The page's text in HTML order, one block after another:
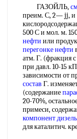
ГАЗОЙЛЬ,
преим. С, 2— jj, и
500 С и мол. м.
нефти или
перегонке нефти
атм. Г. (фракция с
при давл. 10-15
зависимости от
состав Г.
(содержание
20-70%,
примеси,
компонент
для каталитич.